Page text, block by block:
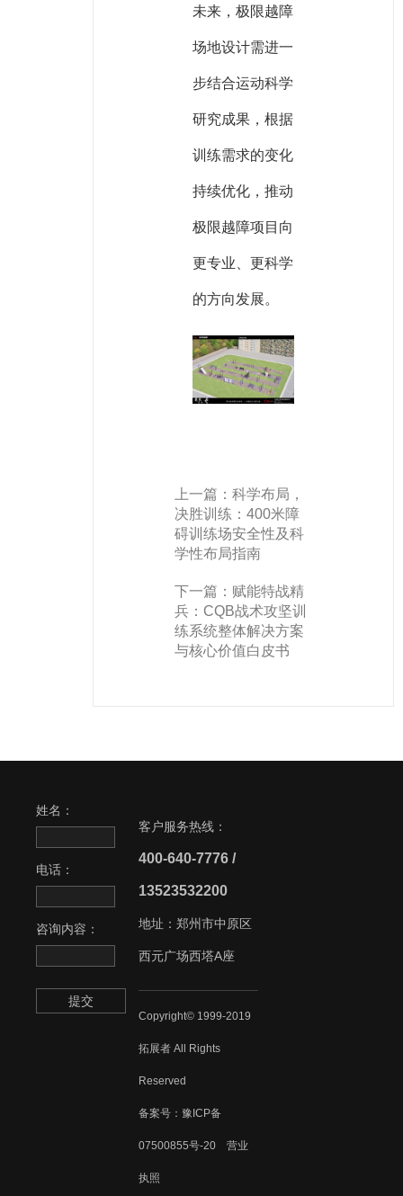
未来，极限越障
场地设计需进一
步结合运动科学
研究成果，根据
训练需求的变化
持续优化，推动
极限越障项目向
更专业、更科学
的方向发展。
上一篇： 科学布局，
决胜训练：400米障
碍训练场安全性及科
学性布局指南
下一篇： 赋能特战精
兵：CQB战术攻坚训
练系统整体解决方案
与核心价值白皮书
姓名：
电话：
咨询内容：
提交
客户服务热线：
400-640-7776 /
13523532200
地址：郑州市中原区
西元广场西塔A座
Copyright© 1999-2019
拓展者 All Rights
Reserved
备案号：豫ICP备
07500855号-20 营业
执照